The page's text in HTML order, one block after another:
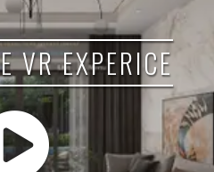
VR EXPERICE